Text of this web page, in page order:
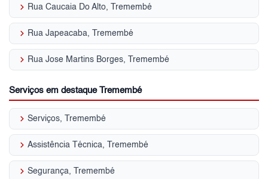
keyboard_arrow_right Rua Caucaia Do Alto, Tremembé
keyboard_arrow_right Rua Japeacaba, Tremembé
keyboard_arrow_right Rua Jose Martins Borges, Tremembé
Serviços em destaque Tremembé
keyboard_arrow_right Serviços, Tremembé
keyboard_arrow_right Assistência Técnica, Tremembé
keyboard_arrow_right Segurança, Tremembé